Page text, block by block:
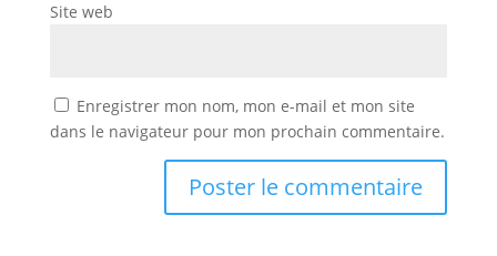
Site web
Enregistrer mon nom, mon e-mail et mon site
dans le navigateur pour mon prochain commentaire.